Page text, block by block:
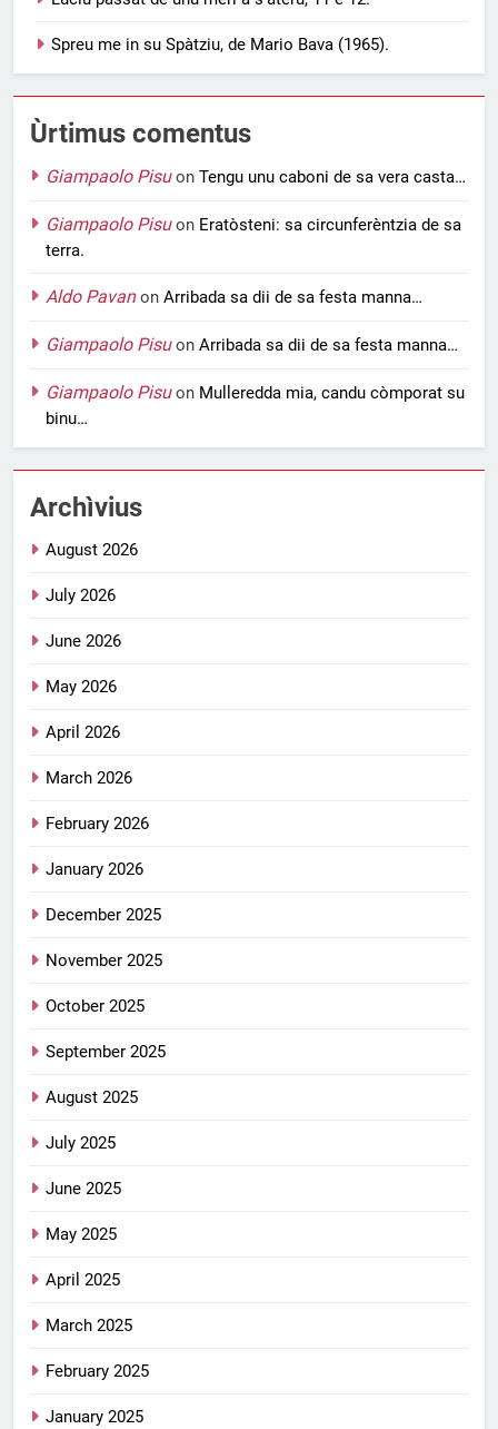
Spreu me in su Spàtziu, de Mario Bava (1965).
Ùrtimus comentus
Giampaolo Pisuon Tengu unu caboni de sa vera casta…
Giampaolo Pisuon Eratòsteni: sa circunferèntzia de sa
terra.
Aldo Pavanon Arribada sa dii de sa festa manna…
Giampaolo Pisuon Arribada sa dii de sa festa manna…
Giampaolo Pisuon Mulleredda mia, candu còmporat su
binu…
Archìvius
August 2026
July 2026
June 2026
May 2026
April 2026
March 2026
February 2026
January 2026
December 2025
November 2025
October 2025
September 2025
August 2025
July 2025
June 2025
May 2025
April 2025
March 2025
February 2025
January 2025